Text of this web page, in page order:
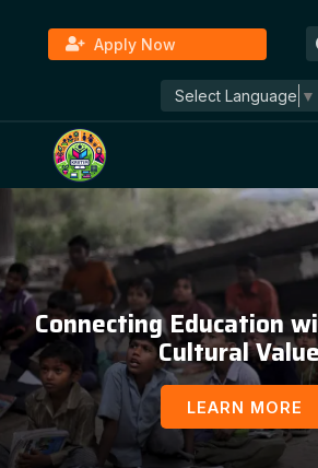
Apply Now
Select Language ▼
Connecting Education
Cultural
LEARN MORE